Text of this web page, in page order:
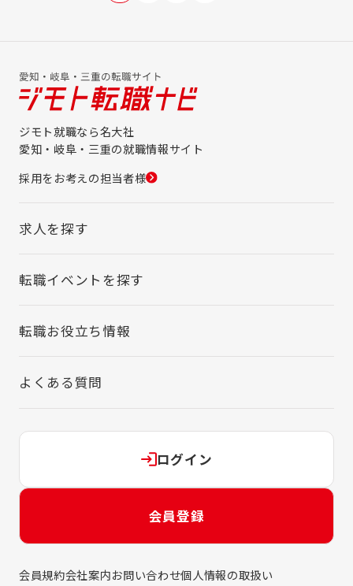
ジモト就職なら名大社
愛知・岐阜・三重の就職情報サイト
採用をお考えの担当者様
求人を探す
転職イベントを探す
転職お役立ち情報
よくある質問
ログイン
会員登録
会員規約会社案内お問い合わせ個人情報の取扱い